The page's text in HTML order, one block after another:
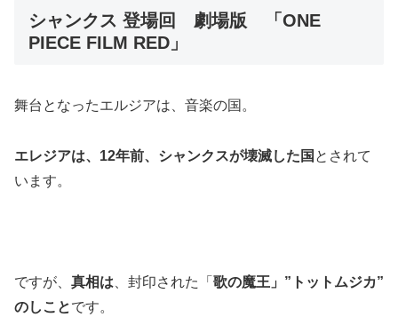
シャンクス 登場回 劇場版 「ONE
PIECE FILM RED」
舞台となったエルジアは、音楽の国。
エレジアは、12年前、シャンクスが壊滅した国 とされて
います。
ですが、 真相は 封印された「 歌の魔王」”トットムジカ”
のしことです。